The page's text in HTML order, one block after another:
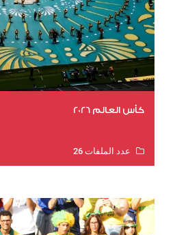
كأس العالم 2026
عدد الملفات 26